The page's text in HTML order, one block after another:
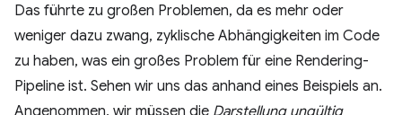
Das führte zu großen Problemen, da es mehr oder
weniger dazu zwang, zyklische Abhängigkeiten im Code
zu haben, was ein großes Problem für eine Rendering-
Pipeline ist. Sehen wir uns das anhand eines Beispiels an.
Angenommen, wir müssen die Darstellung ungültig